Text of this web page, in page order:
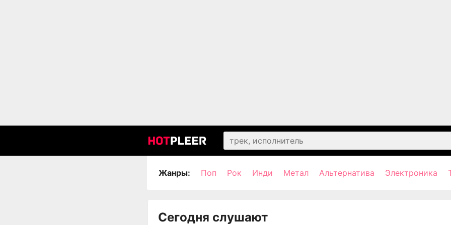
Жанры: Поп Рок Инди Метал Альтернатива Электроника
Сегодня слушают